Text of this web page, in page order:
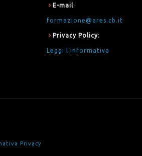
E-mail:
formazione@ares.cb.it
Privacy Policy:
Leggi l'informativa
Privacy